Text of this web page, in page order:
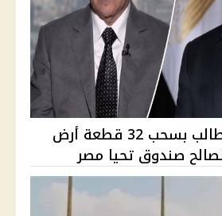
توفيق عكاشة يطالب بسحب 32 قطعة أرض
صندوق تحيا مصر